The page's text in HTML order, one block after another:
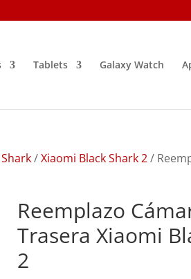
Tablets Galaxy Watch
/Xiaomi Black Shark 2/
Reemplazo
Trasera Xiaomi
2